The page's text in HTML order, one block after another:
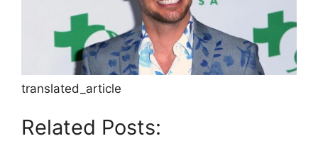
translated_article
Related Posts: